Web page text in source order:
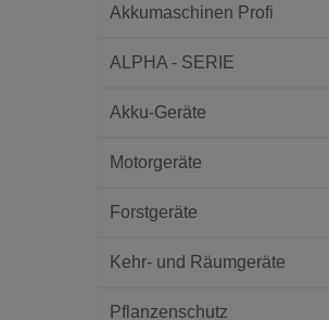
Akkumaschinen Profi
ALPHA - SERIE
Akku-Geräte
Motorgeräte
Forstgeräte
Kehr- und Räumgeräte
Pflanzenschutz